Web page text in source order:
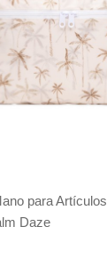
para
Daze